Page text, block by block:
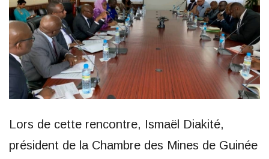
Lors de cette rencontre, Ismaël Diakité,
président de la Chambre des Mines de Guinée